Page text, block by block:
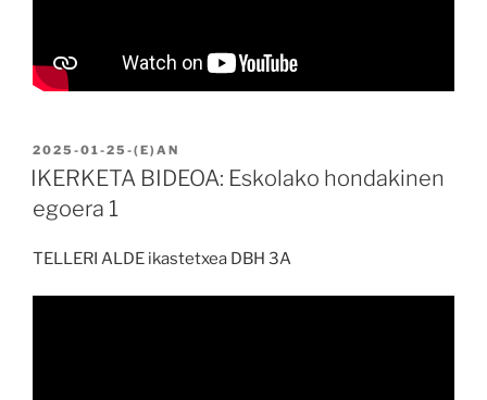
2025-01-25 -(E)AN
IKERKETA BIDEOA: Eskolako hondakinen
egoera 1
TELLERI ALDE ikastetxea DBH 3A